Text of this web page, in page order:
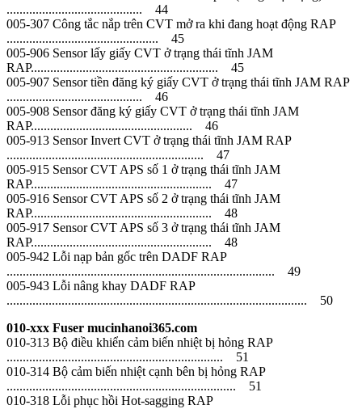
.......................................... 44
005-307 Công tắc nắp trên CVT mở ra khi đang hoạt động RAP
............................................... 45
005-906 Sensor lấy giấy CVT ở trạng thái tĩnh JAM
RAP.......................................................... 45
005-907 Sensor tiền đăng ký giấy CVT ở trạng thái tĩnh JAM RAP
.......................................... 46
005-908 Sensor đăng ký giấy CVT ở trạng thái tĩnh JAM
RAP.................................................. 46
005-913 Sensor Invert CVT ở trạng thái tĩnh JAM RAP
............................................................. 47
005-915 Sensor CVT APS số 1 ở trạng thái tĩnh JAM
RAP........................................................ 47
005-916 Sensor CVT APS số 2 ở trạng thái tĩnh JAM
RAP........................................................ 48
005-917 Sensor CVT APS số 3 ở trạng thái tĩnh JAM
RAP........................................................ 48
005-942 Lỗi nạp bản gốc trên DADF RAP
................................................................................... 49
005-943 Lỗi nâng khay DADF RAP
............................................................................................. 50
010-xxx Fuser mucinhanoi365.com
010-313 Bộ điều khiển cảm biến nhiệt bị hỏng RAP
................................................................... 51
010-314 Bộ cảm biến nhiệt cạnh bên bị hỏng RAP
....................................................................... 51
010-318 Lỗi phục hồi Hot-sagging RAP